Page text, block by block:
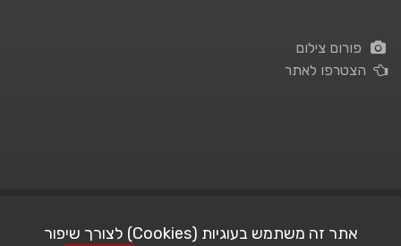
פורום צילום
הצטרפו לאתר
אתר זה משתמש בעוגיות (Cookies) לצורך שיפור